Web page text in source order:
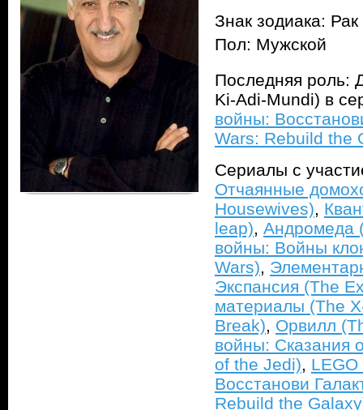
Знак зодиака: Рак
Пол: Мужской
Последняя роль:
Ki-Adi-Mundi) в
войны:
Wars: Rebuild the
Сериалы с
Отчаянные
Housewives),
leap), Андромеда
войны: Войны
Wars),
Экспансия (The
материалы (The
Break), Орвилл
войны: Сказания
of the Jedi),
Восстанови
Rebuild the